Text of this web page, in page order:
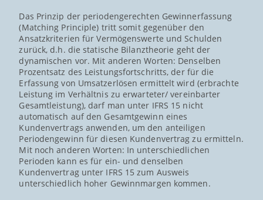
Das Prinzip der periodengerechten Gewinnerfassung
(Matching Principle) tritt somit gegenüber den
Ansatzkriterien für Vermögenswerte und Schulden
zurück, d.h. die statische Bilanztheorie geht der
dynamischen vor. Mit anderen Worten: Denselben
Prozentsatz des Leistungsfortschritts, der für die
Erfassung von Umsatzerlösen ermittelt wird (erbrachte
Leistung im Verhältnis zu erwarteter/ vereinbarter
Gesamtleistung), darf man unter IFRS 15 nicht
automatisch auf den Gesamtgewinn eines
Kundenvertrags anwenden, um den anteiligen
Periodengewinn für diesen Kundenvertrag zu ermitteln.
Mit noch anderen Worten: In unterschiedlichen
Perioden kann es für ein- und denselben
Kundenvertrag unter IFRS 15 zum Ausweis
unterschiedlich hoher Gewinnmargen kommen.